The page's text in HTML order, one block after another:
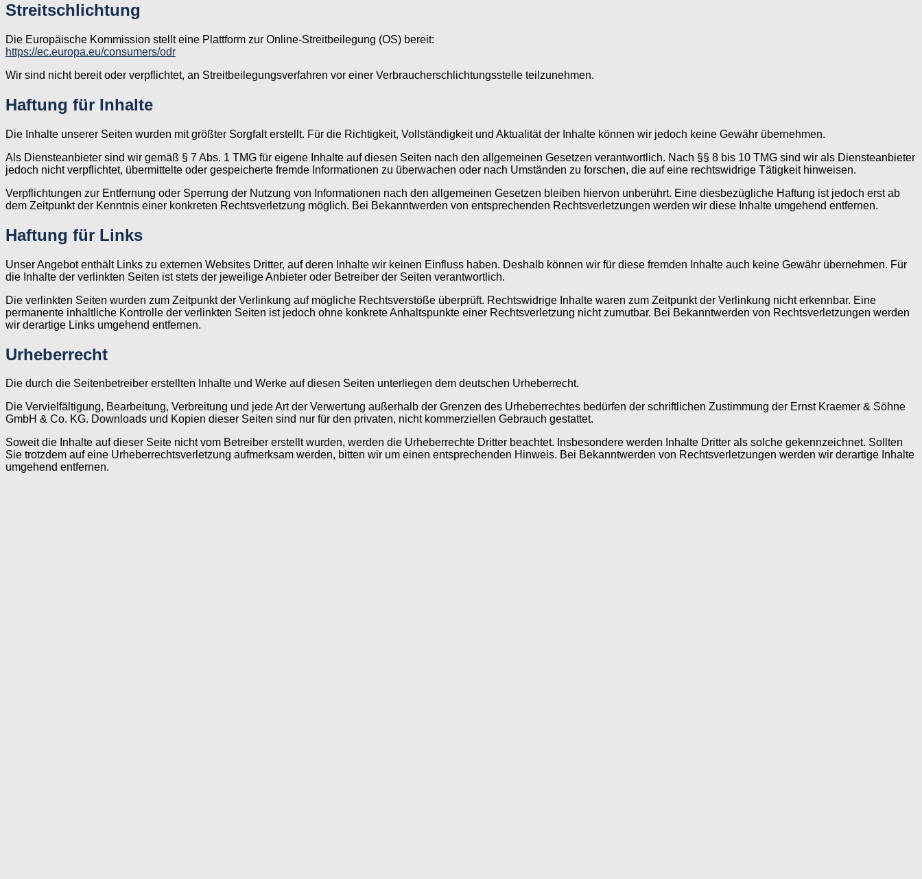
Streitschlichtung
Die Europäische Kommission stellt eine Plattform zur Online-Streitbeilegung (OS) bereit:
https://ec.europa.eu/consumers/odr
Wir sind nicht bereit oder verpflichtet, an Streitbeilegungsverfahren vor einer Verbraucherschlichtungsstelle teilzunehmen.
Haftung für Inhalte
Die Inhalte unserer Seiten wurden mit größter Sorgfalt erstellt. Für die Richtigkeit, Vollständigkeit und Aktualität der Inhalte können wir jedoch keine Gewähr übernehmen.
Als Diensteanbieter sind wir gemäß § 7 Abs. 1 TMG für eigene Inhalte auf diesen Seiten nach den allgemeinen Gesetzen verantwortlich. Nach §§ 8 bis 10 TMG sind wir als Diensteanbieter
jedoch nicht verpflichtet, übermittelte oder gespeicherte fremde Informationen zu überwachen oder nach Umständen zu forschen, die auf eine rechtswidrige Tätigkeit hinweisen.
Verpflichtungen zur Entfernung oder Sperrung der Nutzung von Informationen nach den allgemeinen Gesetzen bleiben hiervon unberührt. Eine diesbezügliche Haftung ist jedoch erst ab
dem Zeitpunkt der Kenntnis einer konkreten Rechtsverletzung möglich. Bei Bekanntwerden von entsprechenden Rechtsverletzungen werden wir diese Inhalte umgehend entfernen.
Haftung für Links
Unser Angebot enthält Links zu externen Websites Dritter, auf deren Inhalte wir keinen Einfluss haben. Deshalb können wir für diese fremden Inhalte auch keine Gewähr übernehmen. Für
die Inhalte der verlinkten Seiten ist stets der jeweilige Anbieter oder Betreiber der Seiten verantwortlich.
Die verlinkten Seiten wurden zum Zeitpunkt der Verlinkung auf mögliche Rechtsverstöße überprüft. Rechtswidrige Inhalte waren zum Zeitpunkt der Verlinkung nicht erkennbar. Eine
permanente inhaltliche Kontrolle der verlinkten Seiten ist jedoch ohne konkrete Anhaltspunkte einer Rechtsverletzung nicht zumutbar. Bei Bekanntwerden von Rechtsverletzungen werden
wir derartige Links umgehend entfernen.
Urheberrecht
Die durch die Seitenbetreiber erstellten Inhalte und Werke auf diesen Seiten unterliegen dem deutschen Urheberrecht.
Die Vervielfältigung, Bearbeitung, Verbreitung und jede Art der Verwertung außerhalb der Grenzen des Urheberrechtes bedürfen der schriftlichen Zustimmung der Ernst Kraemer & Söhne
GmbH & Co. KG. Downloads und Kopien dieser Seiten sind nur für den privaten, nicht kommerziellen Gebrauch gestattet.
Soweit die Inhalte auf dieser Seite nicht vom Betreiber erstellt wurden, werden die Urheberrechte Dritter beachtet. Insbesondere werden Inhalte Dritter als solche gekennzeichnet. Sollten
Sie trotzdem auf eine Urheberrechtsverletzung aufmerksam werden, bitten wir um einen entsprechenden Hinweis. Bei Bekanntwerden von Rechtsverletzungen werden wir derartige Inhalte
umgehend entfernen.